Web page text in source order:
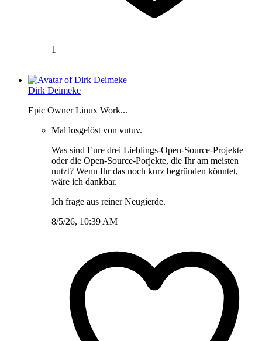
1
Dirk Deimeke
Epic Owner Linux Work...
Mal losgelöst von vutuv.
Was sind Eure drei Lieblings-Open-Source-Projekte
oder die Open-Source-Porjekte, die Ihr am meisten
nutzt? Wenn Ihr das noch kurz begründen könntet,
wäre ich dankbar.
Ich frage aus reiner Neugierde.
8/5/26, 10:39 AM